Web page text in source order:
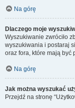
Na górę
Dlaczego moje
Wyszukiwanie zwróciło
wyszukiwania i postaraj
oraz fora, które mają być
Na górę
Jak można wyszukać
Przejdź na stronę